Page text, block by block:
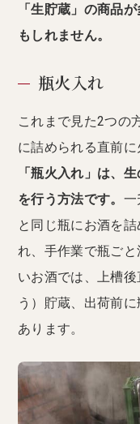
「生貯蔵」の商品
もしれません。
瓶火入れ
これまで見た2つの
に詰められる直前
「瓶火入れ」は、
を行う方法です。 一
と同じ瓶にお酒を
れ、手作業で瓶ご
いお酒では、上槽
う）貯蔵、出荷前
あります。